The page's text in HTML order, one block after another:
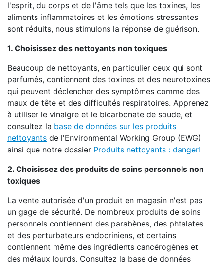
l'esprit, du corps et de l'âme tels que les toxines, les
aliments inflammatoires et les émotions stressantes
sont réduits, nous stimulons la réponse de guérison.
1. Choisissez des nettoyants non toxiques
Beaucoup de nettoyants, en particulier ceux qui sont
parfumés, contiennent des toxines et des neurotoxines
qui peuvent déclencher des symptômes comme des
maux de tête et des difficultés respiratoires. Apprenez
à utiliser le vinaigre et le bicarbonate de soude, et
consultez la base de données sur les produits
nettoyants de l'Environmental Working Group (EWG)
ainsi que notre dossier Produits nettoyants : danger!
2. Choisissez des produits de soins personnels non
toxiques
La vente autorisée d'un produit en magasin n'est pas
un gage de sécurité. De nombreux produits de soins
personnels contiennent des parabènes, des phtalates
et des perturbateurs endocriniens, et certains
contiennent même des ingrédients cancérogènes et
des métaux lourds. Consultez la base de données